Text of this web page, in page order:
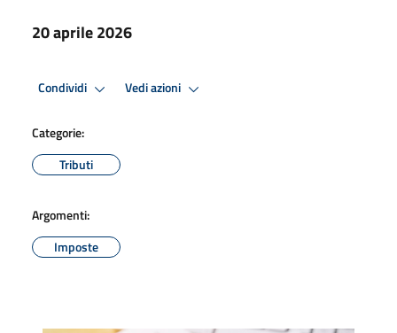
20 aprile 2026
Condividi Vedi azioni
Categorie:
Tributi
Argomenti:
Imposte